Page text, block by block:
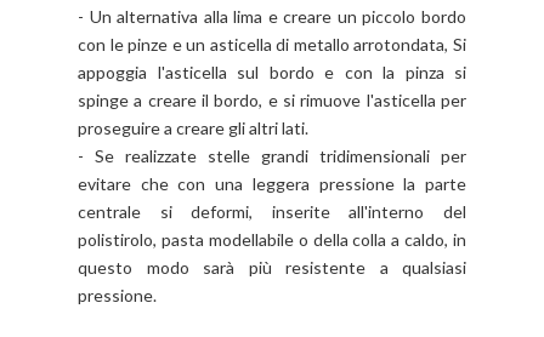
- Un alternativa alla lima e creare un piccolo bordo
con le pinze e un asticella di metallo arrotondata, Si
appoggia l'asticella sul bordo e con la pinza si
spinge a creare il bordo, e si rimuove l'asticella per
proseguire a creare gli altri lati.
- Se realizzate stelle grandi tridimensionali per
evitare che con una leggera pressione la parte
centrale si deformi, inserite all'interno del
polistirolo, pasta modellabile o della colla a caldo, in
questo modo sarà più resistente a qualsiasi
pressione.